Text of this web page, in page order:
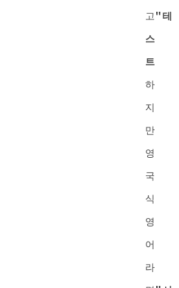
고"테
스
트
하
지
만
영
국
식
영
어
라